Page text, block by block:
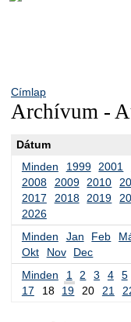
Címlap
Archívum -
Dátum
Minden
1999 2001
2008
2009 2010
2017
2018 2019
2026
Minden
Jan Feb
Okt
Nov
Dec
Minden
1 2 3 4 5
17
18 19 20 21